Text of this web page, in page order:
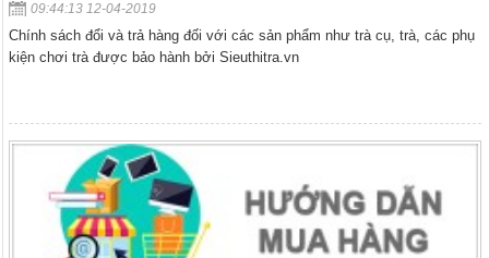
09:44:13 12-04-2019
Chính sách đổi và trả hàng đối với các sản phẩm như trà cụ, trà, các phụ
kiện chơi trà được bảo hành bởi Sieuthitra.vn